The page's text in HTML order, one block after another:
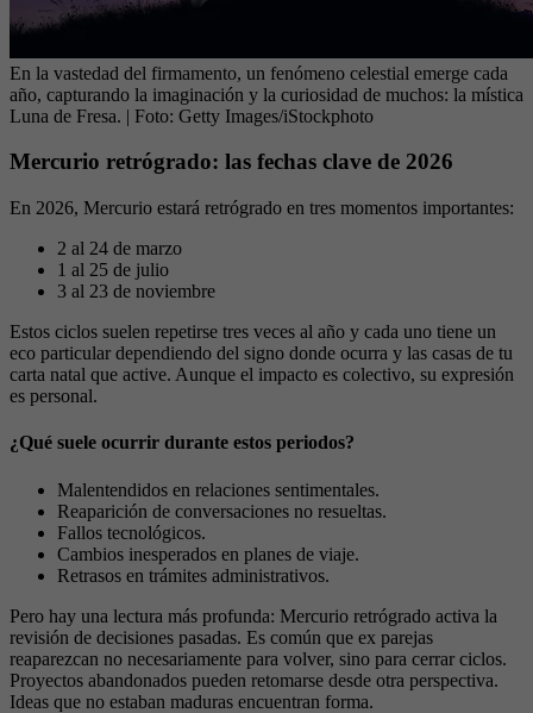
En la vastedad del firmamento, un fenómeno celestial emerge cada
año, capturando la imaginación y la curiosidad de muchos: la mística
Luna de Fresa. | Foto: Getty Images/iStockphoto
Mercurio retrógrado: las fechas clave de 2026
En 2026, Mercurio estará retrógrado en tres momentos importantes:
2 al 24 de marzo
1 al 25 de julio
3 al 23 de noviembre
Estos ciclos suelen repetirse tres veces al año y cada uno tiene un
eco particular dependiendo del signo donde ocurra y las casas de tu
carta natal que active. Aunque el impacto es colectivo, su expresión
es personal.
¿Qué suele ocurrir durante estos periodos?
Malentendidos en relaciones sentimentales.
Reaparición de conversaciones no resueltas.
Fallos tecnológicos.
Cambios inesperados en planes de viaje.
Retrasos en trámites administrativos.
Pero hay una lectura más profunda: Mercurio retrógrado activa la
revisión de decisiones pasadas. Es común que ex parejas
reaparezcan no necesariamente para volver, sino para cerrar ciclos.
Proyectos abandonados pueden retomarse desde otra perspectiva.
Ideas que no estaban maduras encuentran forma.